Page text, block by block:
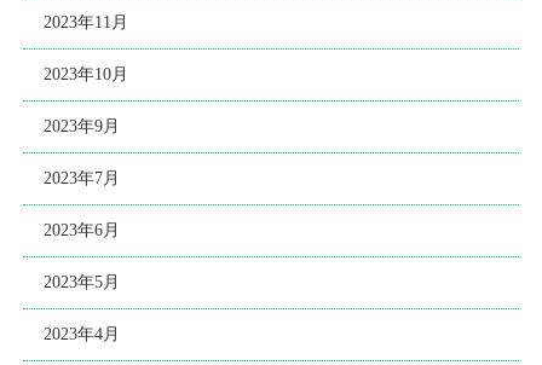
2023年11月
2023年10月
2023年9月
2023年7月
2023年6月
2023年5月
2023年4月